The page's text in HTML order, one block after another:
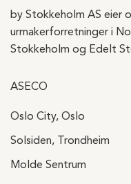
by Stokkeholm AS eier
urmakerforretninger i
Stokkeholm og Edelt
ASECO
Oslo City, Oslo
Solsiden, Trondheim
Molde Sentrum